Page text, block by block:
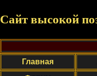
Сайт высокой
Главная